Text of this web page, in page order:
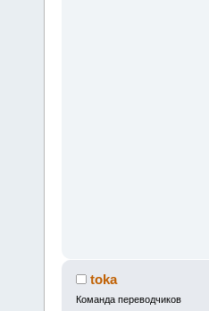
toka
Команда переводчиков